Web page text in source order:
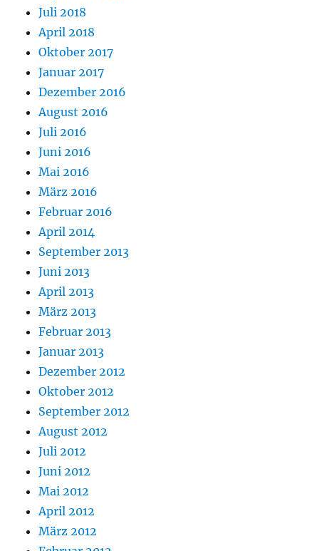
Juli 2018
April 2018
Oktober 2017
Januar 2017
Dezember 2016
August 2016
Juli 2016
Juni 2016
Mai 2016
März 2016
Februar 2016
April 2014
September 2013
Juni 2013
April 2013
März 2013
Februar 2013
Januar 2013
Dezember 2012
Oktober 2012
September 2012
August 2012
Juli 2012
Juni 2012
Mai 2012
April 2012
März 2012